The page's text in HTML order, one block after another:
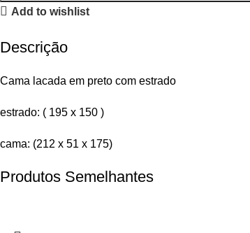
Add to wishlist
Descrição
Cama lacada em preto com estrado
estrado: ( 195 x 150 )
cama: (212 x 51 x 175)
Produtos Semelhantes